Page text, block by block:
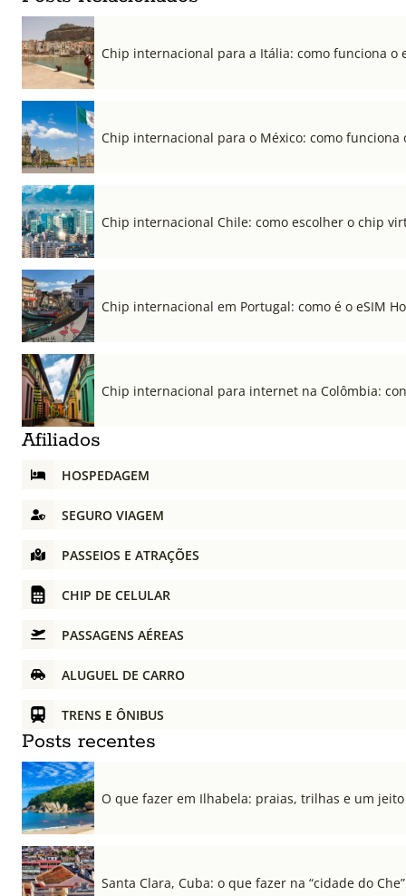
Chip internacional para a Itália: como funciona o
Chip internacional para o México: como funciona
Chip internacional Chile: como escolher o chip
Chip internacional em Portugal: como é o eSIM
Chip internacional para internet na Colômbia:
Afiliados
HOSPEDAGEM
SEGURO VIAGEM
PASSEIOS E ATRAÇÕES
CHIP DE CELULAR
PASSAGENS AÉREAS
ALUGUEL DE CARRO
TRENS E ÔNIBUS
Posts recentes
O que fazer em Ilhabela: praias, trilhas e um
Santa Clara, Cuba: o que fazer na “cidade do Che”